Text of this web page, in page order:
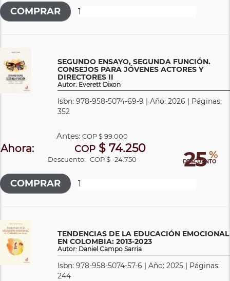
SEGUNDO ENSAYO, SEGUNDA FUNCIÓN.
CONSEJOS PARA JÓVENES ACTORES Y
DIRECTORES II
Autor: Everett Dixon
Isbn: 978-958-5074-69-9 | Año: 2026 | Páginas:
352
25 %
DESCUENTO
Antes: COP$ 99.000
Ahora: COP$ 74.250
Descuento: COP $ -24.750
TENDENCIAS DE LA EDUCACIÓN EMOCIONAL
EN COLOMBIA: 2013-2023
Autor: Daniel Campo Sarria
Isbn: 978-958-5074-57-6 | Año: 2025 | Páginas:
244